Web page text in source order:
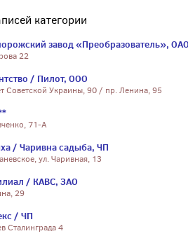
категории
завод «Преобразователь»,
22
/ Пилот, ООО
Советской Украины, 90 / пр. Ленина, 95
71-А
/ Чаривна садыба, ЧП
ул. Чаривная, 13
/ КАВС, ЗАО
29
/ ЧП
Сталинграда 4